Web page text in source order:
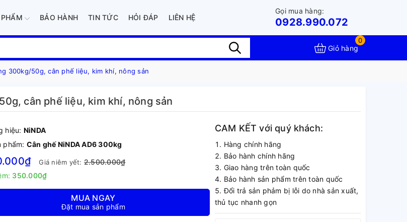
BẢO HÀNH TIN TỨC HỎI ĐÁP LIÊN HỆ
Gọi mua hàng:
0928.990.072
0
Giỏ hàng
300kg/50g, cân phế liệu, kim khí, nông sản
cân phế liệu, kim khí, nông sản
hiệu: NiNDA
phẩm: Cân ghế NiNDA AD6 300kg
Giá niêm yết: 2.500.000₫
350.000₫
MUA NGAY
Đặt mua sản phẩm
CAM KẾT với quý khách:
Hàng chính hãng
Bảo hành chính hãng
Giao hàng trên toàn quốc
Bảo hành sản phẩm trên toàn quốc
Đổi trả sản phảm bị lỗi do nhà sản xuất,
thủ tục nhanh gọn